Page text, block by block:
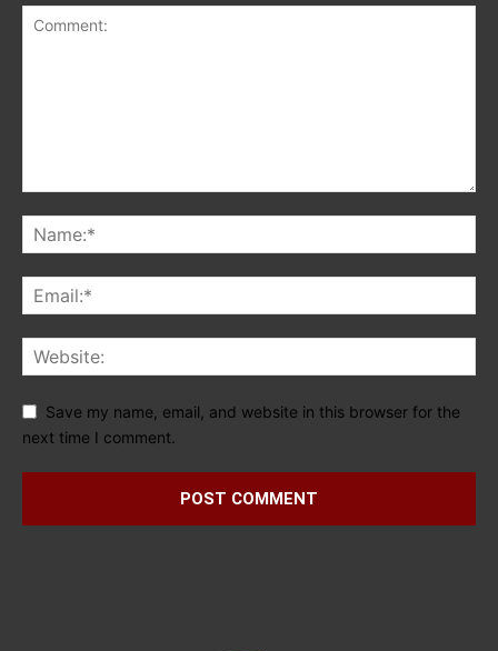
Save my name, email, and website in this browser for the
next time I comment.